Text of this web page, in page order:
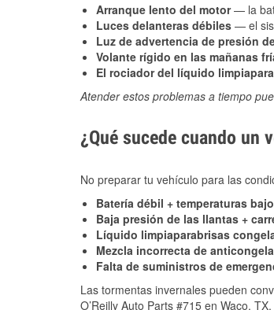
Arranque lento del motor— la
Luces delanteras débiles — el
Luz de advertencia de presión
Volante rígido en las mañanas
El rociador del líquido
Atender estos problemas a tiempo
¿Qué sucede cuando un
No preparar tu vehículo para las
Batería débil + temperaturas
Baja presión de las llantas +
Líquido limpiaparabrisas
Mezcla incorrecta de
Falta de suministros de
Las tormentas invernales pueden
O’Reilly Auto Parts #715 en Waco,